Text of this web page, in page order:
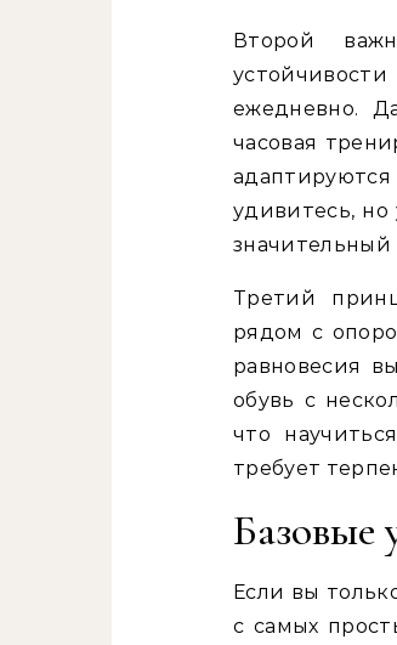
Второй
ежедневно.
часовая
удивитесь, но
значительный
Третий
рядом с
равновесия
обувь с
что
требует
Если вы
с самых